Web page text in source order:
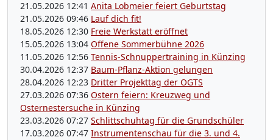
21.05.2026 12:41 Anita Lobmeier feiert Geburtstag
21.05.2026 09:46 Lauf dich fit!
18.05.2026 12:30 Freie Werkstatt eröffnet
15.05.2026 13:04 Offene Sommerbühne 2026
11.05.2026 12:56 Tennis-Schnuppertraining in Künzing
30.04.2026 12:37 Baum-Pflanz-Aktion gelungen
28.04.2026 12:23 Dritter Projekttag der OGTS
27.03.2026 07:36 Ostern feiern: Kreuzweg und
Osternestersuche in Künzing
23.03.2026 07:27 Schlittschuhtag für die Grundschüler
17.03.2026 07:47 Instrumentenschau für die 3. und 4.